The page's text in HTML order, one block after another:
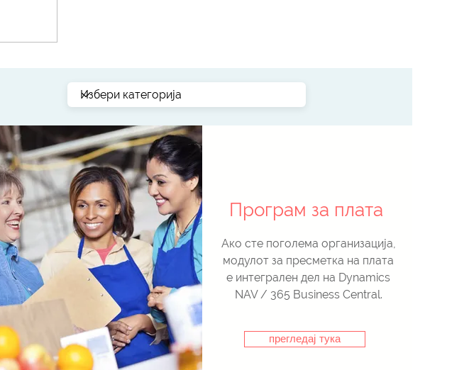
Програм за плата
Ако сте поголема организација,
модулот за пресметка на плата
е интегрален дел на Dynamics
NAV / 365 Business Central.
прегледај тука